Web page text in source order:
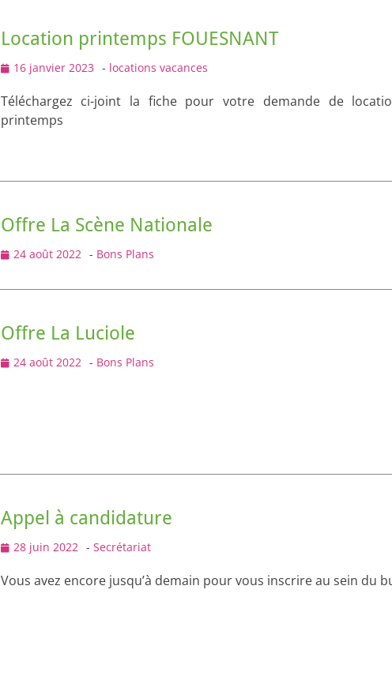
Location printemps FOUESNANT
Posted
16 janvier 2023 - locations vacances
Téléchargez ci-joint la fiche pour votre demande de
printemps
Offre La Scène Nationale
Posted
24 août 2022 - Bons Plans
Offre La Luciole
Posted
24 août 2022 - Bons Plans
Appel à candidature
Posted
28 juin 2022 - Secrétariat
Vous avez encore jusqu’à demain pour vous inscrire au sein du